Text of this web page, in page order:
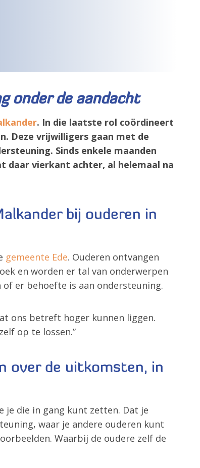
onder de aandacht
. In die laatste rol coördineert
Deze vrijwilligers gaan met de
Sinds enkele maanden
daar vierkant achter, al helemaal na
bij ouderen in
gemeente Ede. Ouderen ontvangen
en worden er tal van onderwerpen
er behoefte is aan ondersteuning.
ons betreft hoger kunnen liggen.
op te lossen.”
over de uitkomsten, in
je die in gang kunt zetten. Dat je
waar je andere ouderen kunt
Waarbij de oudere zelf de